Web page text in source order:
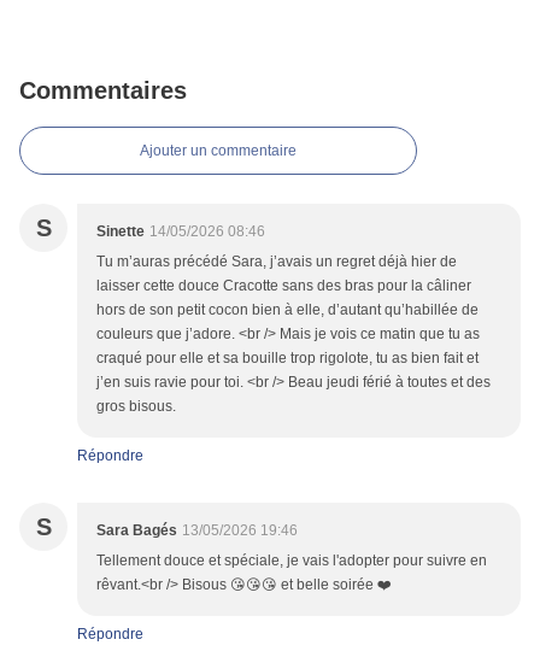
Commentaires
Ajouter un commentaire
S Sinette 14/05/2026 08:46
Tu m’auras précédé Sara, j’avais un regret déjà hier de
laisser cette douce Cracotte sans des bras pour la câliner
hors de son petit cocon bien à elle, d’autant qu’habillée de
couleurs que j’adore. <br /> Mais je vois ce matin que tu as
craqué pour elle et sa bouille trop rigolote, tu as bien fait et
j’en suis ravie pour toi. <br /> Beau jeudi férié à toutes et des
gros bisous.
Répondre
S Sara Bagés 13/05/2026 19:46
Tellement douce et spéciale, je vais l'adopter pour suivre en
rêvant.<br /> Bisous 😘😘😘 et belle soirée ❤️
Répondre